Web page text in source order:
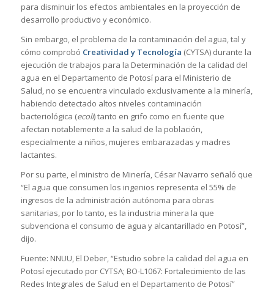
para disminuir los efectos ambientales en la proyección de
desarrollo productivo y económico.
Sin embargo, el problema de la contaminación del agua, tal y
cómo comprobó Creatividad y Tecnología (CYTSA) durante la
ejecución de trabajos para la Determinación de la calidad del
agua en el Departamento de Potosí para el Ministerio de
Salud, no se encuentra vinculado exclusivamente a la minería,
habiendo detectado altos niveles contaminación
bacteriológica (ecoli) tanto en grifo como en fuente que
afectan notablemente a la salud de la población,
especialmente a niños, mujeres embarazadas y madres
lactantes.
Por su parte, el ministro de Minería, César Navarro señaló que
“El agua que consumen los ingenios representa el 55% de
ingresos de la administración autónoma para obras
sanitarias, por lo tanto, es la industria minera la que
subvenciona el consumo de agua y alcantarillado en Potosí”,
dijo.
Fuente: NNUU, El Deber, “Estudio sobre la calidad del agua en
Potosí ejecutado por CYTSA; BO-L1067: Fortalecimiento de las
Redes Integrales de Salud en el Departamento de Potosí”